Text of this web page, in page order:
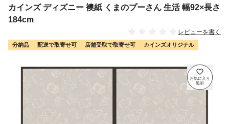
カインズ ディズニー 襖紙 くまのプーさん 生活 幅92×長さ
184cm
レビューを書く
分納品 配送で取寄せ可 店舗受取で取寄せ可 カインズオリジナル